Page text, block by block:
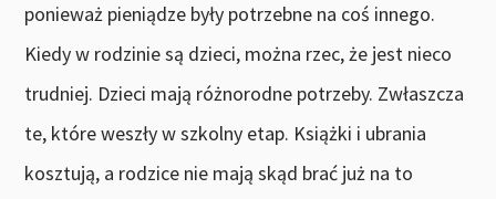
ponieważ pieniądze były potrzebne na coś innego.
Kiedy w rodzinie są dzieci, można rzec, że jest nieco
trudniej. Dzieci mają różnorodne potrzeby. Zwłaszcza
te, które weszły w szkolny etap. Książki i ubrania
kosztują, a rodzice nie mają skąd brać już na to